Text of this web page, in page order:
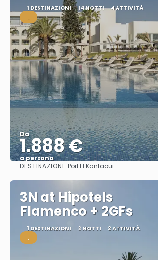
1 DESTINAZIONI 14 NOTTI 4 ATTIVITÀ
.
Da
1.888 €
a persona
Vedere
DESTINAZIONE:Port El Kantaoui
3N at Hipotels
Flamenco + 2GFs
1 DESTINAZIONI 3 NOTTI 2 ATTIVITÀ
.